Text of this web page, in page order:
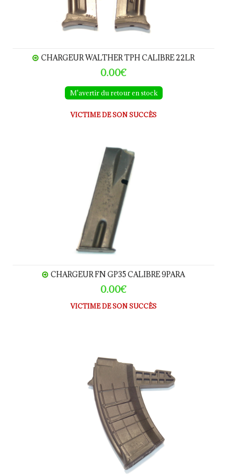
CHARGEUR WALTHER TPH CALIBRE 22LR
0.00€
M'avertir du retour en stock
VICTIME DE SON SUCCÈS
Chargeur FN GP35 calibre 9Para
CHARGEUR FN GP35 CALIBRE 9PARA
0.00€
VICTIME DE SON SUCCÈS